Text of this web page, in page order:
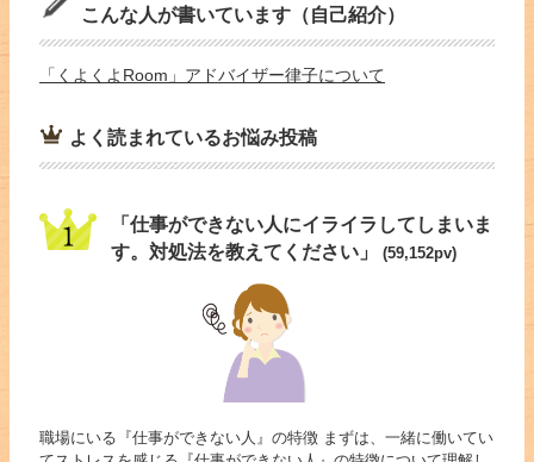
こんな人が書いています（自己紹介）
「くよくよRoom」アドバイザー律子について
よく読まれているお悩み投稿
「仕事ができない人にイライラしてしまいま
す。対処法を教えてください」
(59,152pv)
職場にいる『仕事ができない人』の特徴 まずは、一緒に働いてい